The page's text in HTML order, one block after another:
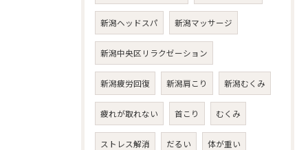
新潟ヘッドスパ 新潟マッサージ
新潟中央区リラクゼーション
新潟疲労回復 新潟肩こり 新潟むくみ
疲れが取れない 首こり むくみ
ストレス解消 だるい 体が重い